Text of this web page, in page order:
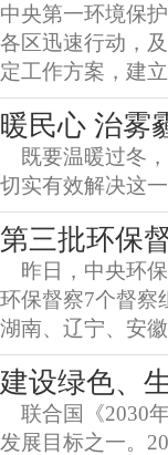
中央第一环境保
各区迅速行动，
定工作方案，建
暖民心 治雾
既要温暖过冬，
切实有效解决这
第三批环保
昨日，中央环保
环保督察7个督察
湖南、辽宁、安
建设绿色、
联合国《2030
发展目标之一。